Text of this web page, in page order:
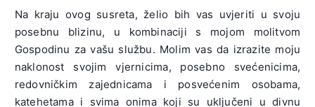
Na kraju ovog susreta, želio bih vas uvjeriti u svoju
posebnu blizinu, u kombinaciji s mojom molitvom
Gospodinu za vašu službu. Molim vas da izrazite moju
naklonost svojim vjernicima, posebno svećenicima,
redovničkim zajednicama i posvećenim osobama,
katehetama i svima onima koji su uključeni u divnu